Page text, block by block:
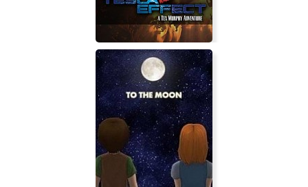
Tesla Effect: A Tex Murphy
Adventure